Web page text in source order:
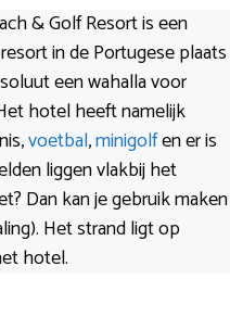
& Golf Resort is een
in de Portugese plaats
een wahalla voor
hotel heeft namelijk
voetbal,minigolfen er is
liggen vlakbij het
Dan kan je gebruik maken
Het strand ligt op
hotel.